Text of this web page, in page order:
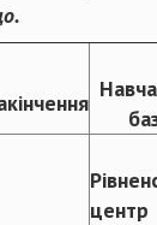
центр